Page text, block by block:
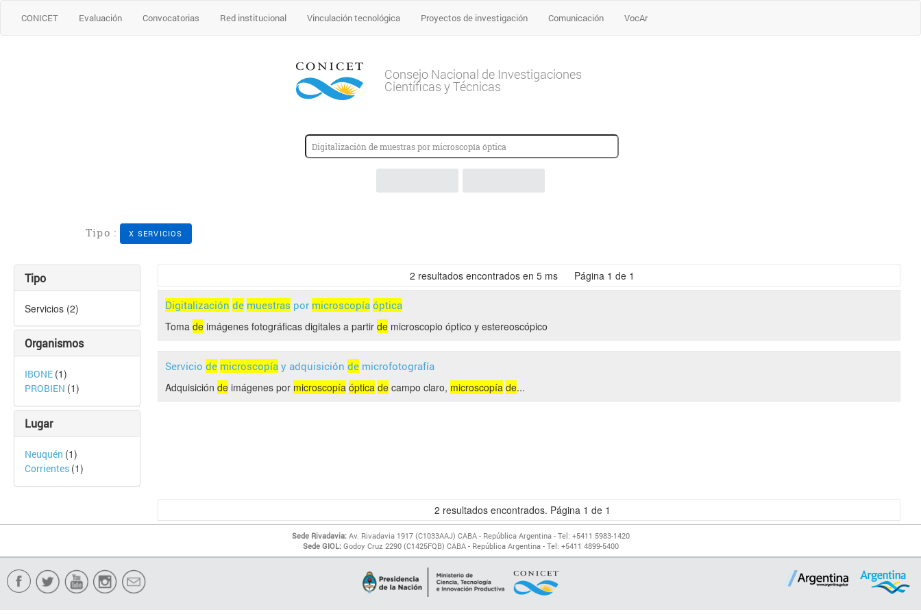
CONICET Evaluación Convocatorias Red institucional Vinculación tecnológica Proyectos de investigación Comunicación VocAr
Consejo Nacional de Investigaciones
Científicas y Técnicas
Tipo : X SERVICIOS
Tipo
Servicios (2)
Organismos
IBONE (1)
PROBIEN (1)
Lugar
Neuquén (1)
Corrientes (1)
2 resultados encontrados en 5 ms Página 1 de 1
Digitalización de muestras por microscopía óptica
Toma de imágenes fotográficas digitales a partir de microscopio óptico y estereoscópico
Servicio de microscopía y adquisición de microfotografía
Adquisición de imágenes por microscopía óptica de campo claro, microscopía de...
2 resultados encontrados. Página 1 de 1
Sede Rivadavia:Av. Rivadavia 1917 (C1033AAJ) CABA - República Argentina - Tel: +5411 5983-1420
Sede GIOL:Godoy Cruz 2290 (C1425FQB) CABA - República Argentina - Tel: +5411 4899-5400